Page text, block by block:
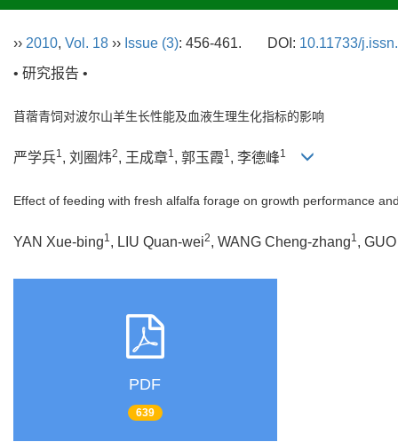
›› 2010, Vol. 18 ›› Issue (3): 456-461. DOI: 10.11733/
• 研究报告 •
苜蓿青饲对波尔山羊生长性能及血液生理生化指标的影响
严学兵1, 刘圈炜2, 王成章1, 郭玉霞1, 李德峰1
Effect of feeding with fresh alfalfa forage on growth performance
YAN Xue-bing1, LIU Quan-wei2, WANG Cheng-zhang1,
PDF
639